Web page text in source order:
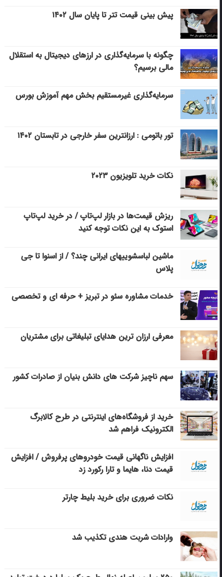
پیش بینی قیمت تتر تا پایان سال ۱۴۰۲
چگونه با سرمایه‌گذاری در ارزهای دیجیتال به استقلال
مالی برسیم؟
سرمایه‌گذاری غیرمستقیم بخش مهم آموزش بورس
تور باتومی : ارزانترین سفر خارجی در تابستان ۱۴۰۲
نکات خرید تلویزیون ۲۰۲۳
ریزش قیمت‌ها در بازار لپ‌تاپ / در خرید لپ‌تاپ
استوک به این نکات توجه کنید
ماشین لباسشویی‎های ایرانی چند؟ / از اسنوا تا جی
پلاس
خدمات مشاوره سئو در تبریز + حرفه ای و تخصصی
معرفی ارزان ترین هدایای تبلیغاتی برای مشتریان
سهم ناچیز شرکت های دانش بنیان از صادرات کشور
خرید از فروشگاه‌های اینترنتی در طرح کالابرگ
الکترونیک فراهم شد
افزایش ناگهانی قیمت خودروهای پرفروش / افزایش
قیمت دنا، هایما و تارا رکورد زد
نکات ضروری برای خرید بلیط چارتر
وارادات شربت هندی تکذیب شد